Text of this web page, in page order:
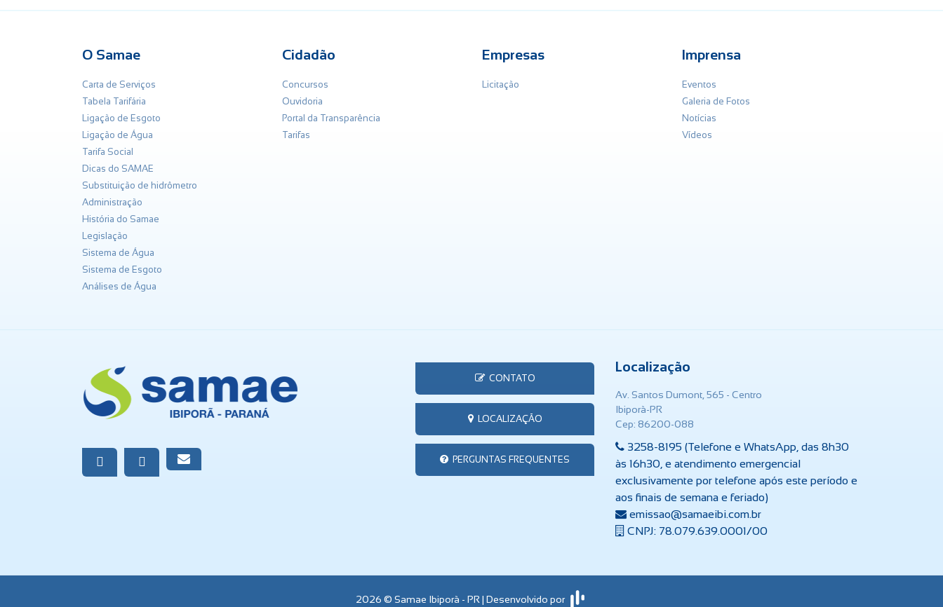
O Samae
Carta de Serviços
Tabela Tarifária
Ligação de Esgoto
Ligação de Água
Tarifa Social
Dicas do SAMAE
Substituição de hidrômetro
Administração
História do Samae
Legislação
Sistema de Água
Sistema de Esgoto
Análises de Água
Cidadão
Concursos
Ouvidoria
Portal da Transparência
Tarifas
Empresas
Licitação
Imprensa
Eventos
Galeria de Fotos
Notícias
Vídeos
CONTATO
LOCALIZAÇÃO
PERGUNTAS FREQUENTES
Localização
Av. Santos Dumont, 565 - Centro
Ibiporã-PR
Cep: 86200-088
3258-8195 (Telefone e WhatsApp, das 8h30
às 16h30, e atendimento emergencial
exclusivamente por telefone após este período e
aos finais de semana e feriado)
emissao@samaeibi.com.br
CNPJ: 78.079.639.0001/00
2026 © Samae Ibiporã - PR | Desenvolvido por